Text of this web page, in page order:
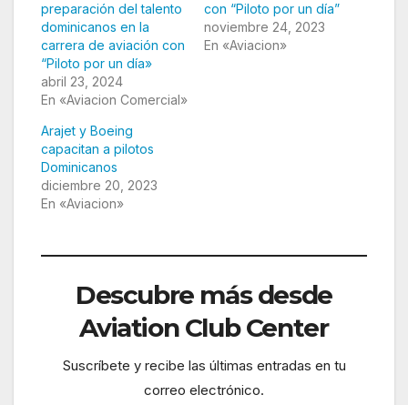
preparación del talento
dominicanos en la
carrera de aviación con
“Piloto por un día»
abril 23, 2024
En «Aviacion Comercial»
con “Piloto por un día”
noviembre 24, 2023
En «Aviacion»
Arajet y Boeing
capacitan a pilotos
Dominicanos
diciembre 20, 2023
En «Aviacion»
Descubre más desde
Aviation Club Center
Suscríbete y recibe las últimas entradas en tu
correo electrónico.